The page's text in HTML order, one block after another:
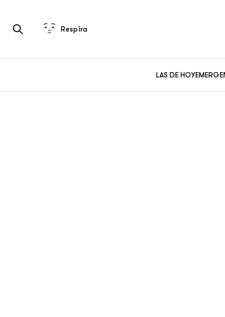
LAS DE HOY
Respira